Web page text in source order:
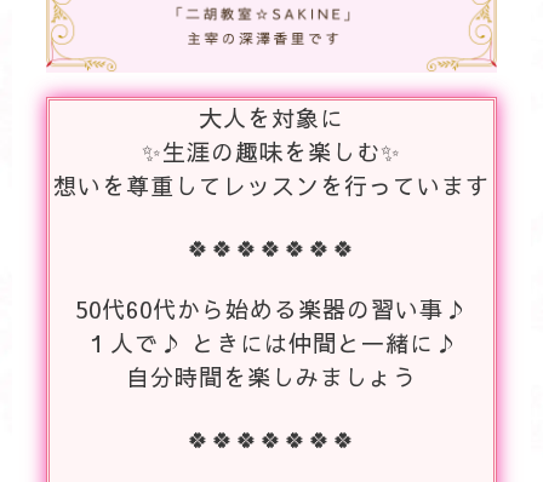
大人を対象に
✨生涯の趣味を楽しむ✨
想いを尊重してレッスンを行っています
🍀🍀🍀🍀🍀🍀🍀
50代60代から始める楽器の習い事♪
１人で♪ ときには仲間と一緒に♪
自分時間を楽しみましょう
🍀🍀🍀🍀🍀🍀🍀